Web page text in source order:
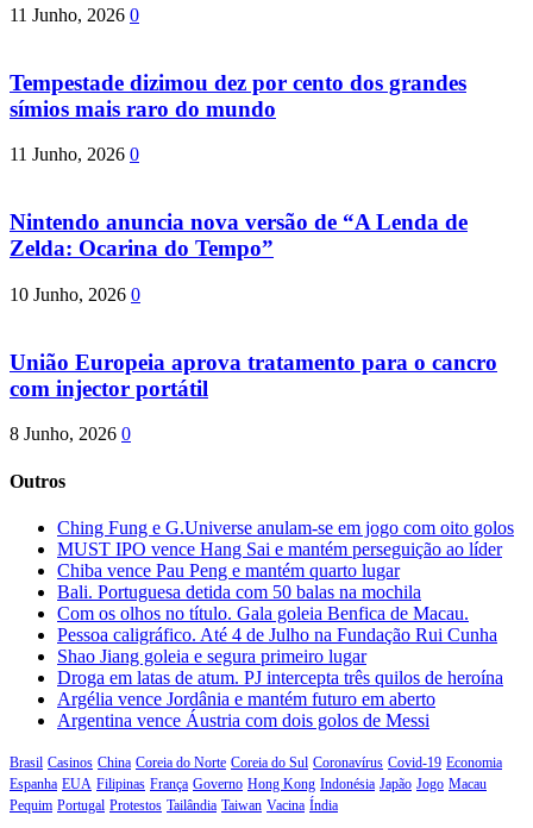
11 Junho, 2026 0
Tempestade dizimou dez por cento dos grandes
símios mais raro do mundo
11 Junho, 2026 0
Nintendo anuncia nova versão de “A Lenda de
Zelda: Ocarina do Tempo”
10 Junho, 2026 0
União Europeia aprova tratamento para o cancro
com injector portátil
8 Junho, 2026 0
Outros
Ching Fung e G.Universe anulam-se em jogo com oito golos
MUST IPO vence Hang Sai e mantém perseguição ao líder
Chiba vence Pau Peng e mantém quarto lugar
Bali. Portuguesa detida com 50 balas na mochila
Com os olhos no título. Gala goleia Benfica de Macau.
Pessoa caligráfico. Até 4 de Julho na Fundação Rui Cunha
Shao Jiang goleia e segura primeiro lugar
Droga em latas de atum. PJ intercepta três quilos de heroína
Argélia vence Jordânia e mantém futuro em aberto
Argentina vence Áustria com dois golos de Messi
Brasil Casinos China Coreia do Norte Coreia do Sul Coronavírus Covid-19 Economia
Espanha EUA Filipinas França Governo Hong Kong Indonésia Japão Jogo Macau
Pequim Portugal Protestos Tailândia Taiwan Vacina Índia